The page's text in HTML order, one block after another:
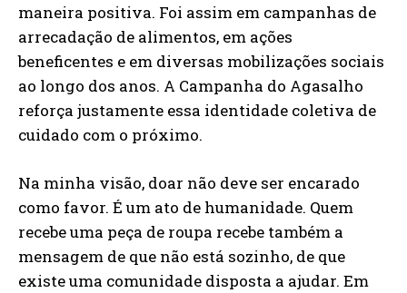
maneira positiva. Foi assim em campanhas de
arrecadação de alimentos, em ações
beneficentes e em diversas mobilizações sociais
ao longo dos anos. A Campanha do Agasalho
reforça justamente essa identidade coletiva de
cuidado com o próximo.
Na minha visão, doar não deve ser encarado
como favor. É um ato de humanidade. Quem
recebe uma peça de roupa recebe também a
mensagem de que não está sozinho, de que
existe uma comunidade disposta a ajudar. Em